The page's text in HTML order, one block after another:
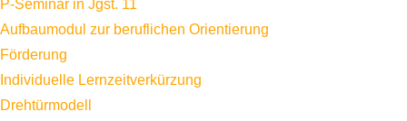
P-Seminar in Jgst. 11
Aufbaumodul zur beruflichen Orientierung
Förderung
Individuelle Lernzeitverkürzung
Drehtürmodell